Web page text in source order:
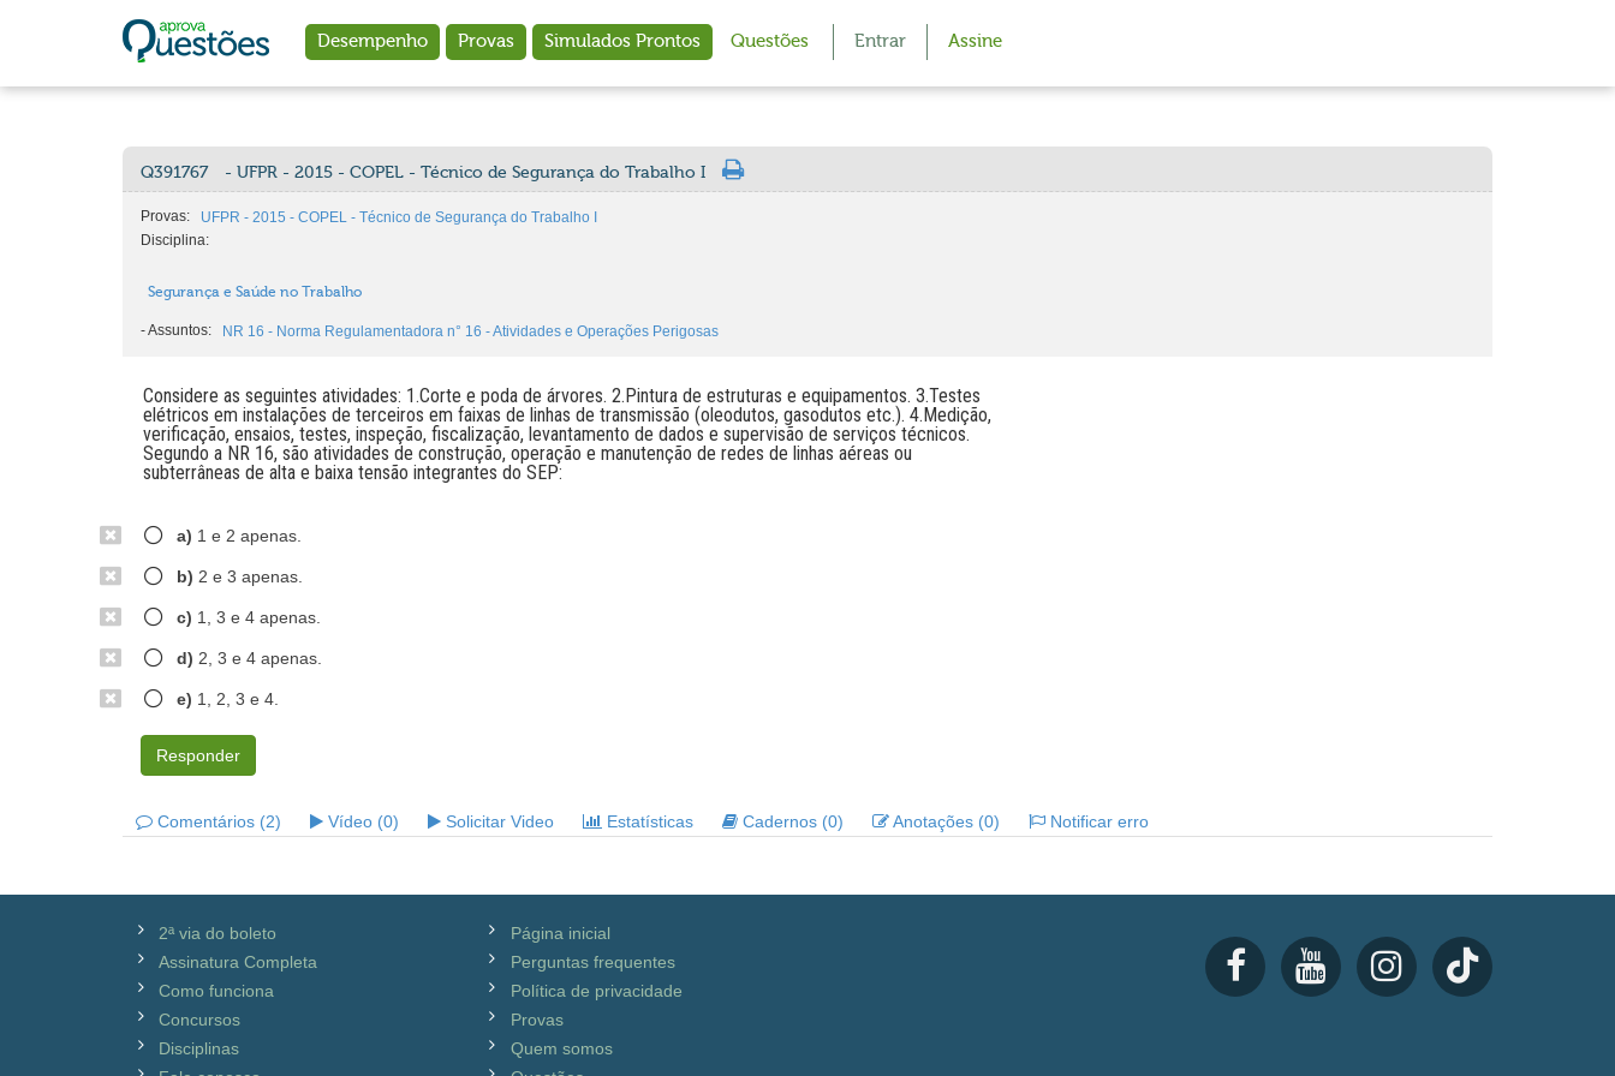
Desempenho Provas Simulados Prontos Questões Entrar Assine
Q391767 - UFPR - 2015 - COPEL - Técnico de Segurança do Trabalho I
Provas:
UFPR - 2015 - COPEL - Técnico de Segurança do Trabalho I
Disciplina:
Segurança e Saúde no Trabalho
-Assuntos: NR 16 - Norma Regulamentadora n° 16 - Atividades e Operações Perigosas
Considere as seguintes atividades: 1.Corte e poda de árvores. 2.Pintura de estruturas e equipamentos. 3.Testes
elétricos em instalações de terceiros em faixas de linhas de transmissão (oleodutos, gasodutos etc.). 4.Medição,
verificação, ensaios, testes, inspeção, fiscalização, levantamento de dados e supervisão de serviços técnicos.
Segundo a NR 16, são atividades de construção, operação e manutenção de redes de linhas aéreas ou
subterrâneas de alta e baixa tensão integrantes do SEP:
a) 1 e 2 apenas.
b) 2 e 3 apenas.
c) 1, 3 e 4 apenas.
d) 2, 3 e 4 apenas.
e) 1, 2, 3 e 4.
Responder
Comentários (2) Vídeo (0) Solicitar Video Estatísticas Cadernos (0) Anotações (0) Notificar erro
2ª via do boleto
Assinatura Completa
Como funciona
Concursos
Disciplinas
Página inicial
Perguntas frequentes
Política de privacidade
Provas
Quem somos